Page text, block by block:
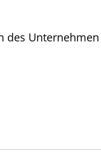
des Unternehmen